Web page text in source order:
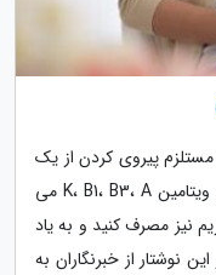
پیروی کردن از یک
رژیم سرشار از پروتئین و ویتامین هایی مثل ویتامین K، B1، B3، A می
نیز مصرف کنید و به یاد
نوشتار از خبرنگاران به